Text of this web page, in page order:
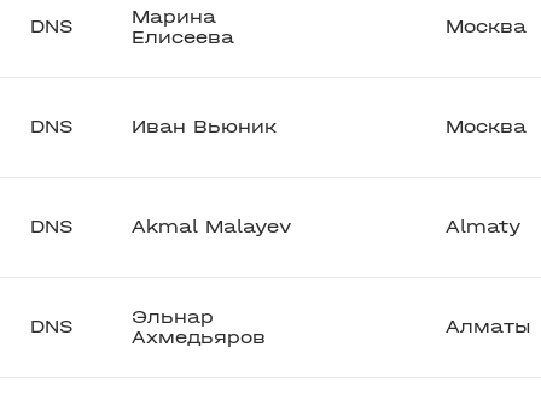
DNS
Марина
Елисеева
Москва
DNS Иван Вьюник Москва
DNS Akmal Malayev Almaty
DNS
Эльнар
Ахмедьяров
Алматы